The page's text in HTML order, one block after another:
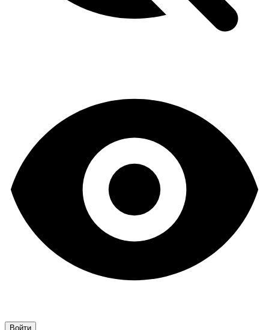
Войти